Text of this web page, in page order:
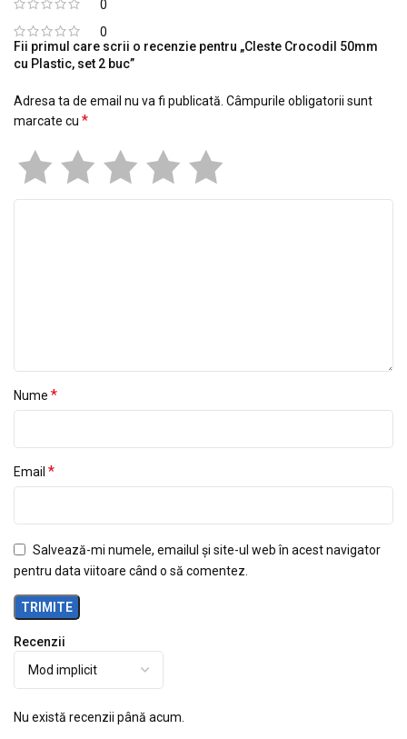
0
0
Recenzii
Nu există recenzii până acum.
Fii primul care scrii o recenzie pentru „Cleste Crocodil 50mm
cu Plastic, set 2 buc”
Adresa ta de email nu va fi publicată. Câmpurile obligatorii sunt
marcate cu *
Nume *
Email *
Salvează-mi numele, emailul și site-ul web în acest navigator
pentru data viitoare când o să comentez.